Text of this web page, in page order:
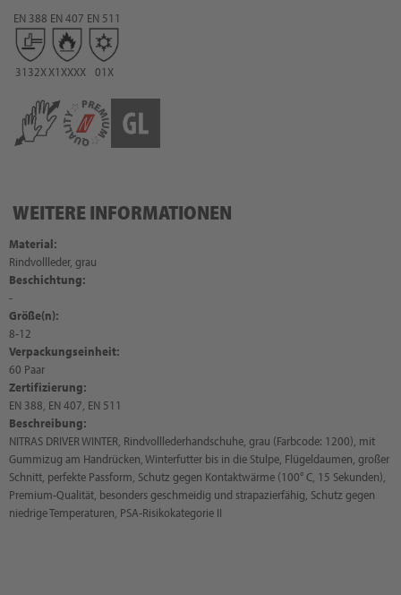
EN 388
3132X
EN 407
X1XXXX
EN 511
01X
WEITERE INFORMATIONEN
Material:
Rindvollleder, grau
Beschichtung:
-
Größe(n):
8-12
Verpackungseinheit:
60 Paar
Zertifizierung:
EN 388, EN 407, EN 511
Beschreibung:
NITRAS DRIVER WINTER, Rindvolllederhandschuhe, grau (Farbcode: 1200), mit
Gummizug am Handrücken, Winterfutter bis in die Stulpe, Flügeldaumen, großer
Schnitt, perfekte Passform, Schutz gegen Kontaktwärme (100° C, 15 Sekunden),
Premium-Qualität, besonders geschmeidig und strapazierfähig, Schutz gegen
niedrige Temperaturen, PSA-Risikokategorie II